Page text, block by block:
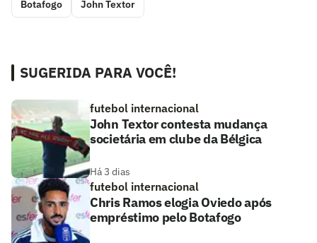
Botafogo John Textor
SUGERIDA PARA VOCÊ!
futebol internacional
John Textor contesta mudança
societária em clube da Bélgica
Há 3 dias
futebol internacional
Chris Ramos elogia Oviedo após
empréstimo pelo Botafogo